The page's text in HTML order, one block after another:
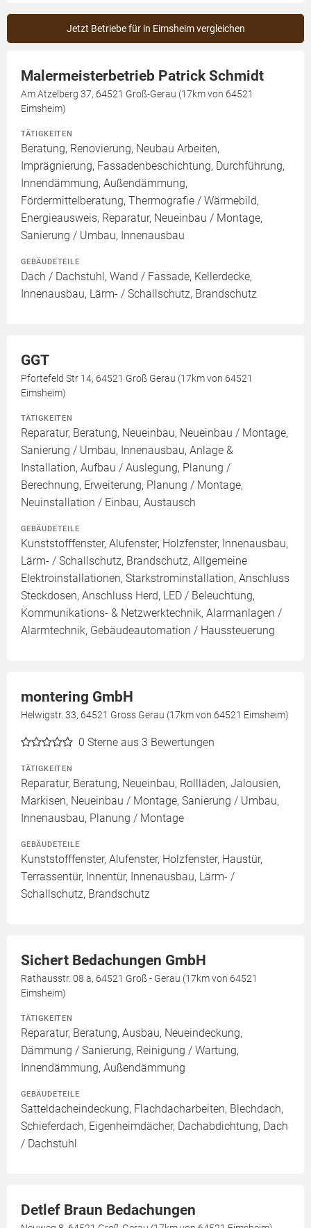
Jetzt Betriebe für in Eimsheim vergleichen
Malermeisterbetrieb Patrick Schmidt
Am Atzelberg 37, 64521 Groß-Gerau (17km von 64521
Eimsheim)
TÄTIGKEITEN
Beratung, Renovierung, Neubau Arbeiten,
Imprägnierung, Fassadenbeschichtung, Durchführung,
Innendämmung, Außendämmung,
Fördermittelberatung, Thermografie / Wärmebild,
Energieausweis, Reparatur, Neueinbau / Montage,
Sanierung / Umbau, Innenausbau
GEBÄUDETEILE
Dach / Dachstuhl, Wand / Fassade, Kellerdecke,
Innenausbau, Lärm- / Schallschutz, Brandschutz
GGT
Pfortefeld Str 14, 64521 Groß Gerau (17km von 64521
Eimsheim)
TÄTIGKEITEN
Reparatur, Beratung, Neueinbau, Neueinbau / Montage,
Sanierung / Umbau, Innenausbau, Anlage &
Installation, Aufbau / Auslegung, Planung /
Berechnung, Erweiterung, Planung / Montage,
Neuinstallation / Einbau, Austausch
GEBÄUDETEILE
Kunststofffenster, Alufenster, Holzfenster, Innenausbau,
Lärm- / Schallschutz, Brandschutz, Allgemeine
Elektroinstallationen, Starkstrominstallation, Anschluss
Steckdosen, Anschluss Herd, LED / Beleuchtung,
Kommunikations- & Netzwerktechnik, Alarmanlagen /
Alarmtechnik, Gebäudeautomation / Haussteuerung
montering GmbH
Helwigstr. 33, 64521 Gross Gerau (17km von 64521 Eimsheim)
0 Sterne aus 3 Bewertungen
TÄTIGKEITEN
Reparatur, Beratung, Neueinbau, Rollläden, Jalousien,
Markisen, Neueinbau / Montage, Sanierung / Umbau,
Innenausbau, Planung / Montage
GEBÄUDETEILE
Kunststofffenster, Alufenster, Holzfenster, Haustür,
Terrassentür, Innentür, Innenausbau, Lärm- /
Schallschutz, Brandschutz
Sichert Bedachungen GmbH
Rathausstr. 08 a, 64521 Groß - Gerau (17km von 64521
Eimsheim)
TÄTIGKEITEN
Reparatur, Beratung, Ausbau, Neueindeckung,
Dämmung / Sanierung, Reinigung / Wartung,
Innendämmung, Außendämmung
GEBÄUDETEILE
Satteldacheindeckung, Flachdacharbeiten, Blechdach,
Schieferdach, Eigenheimdächer, Dachabdichtung, Dach
/ Dachstuhl
Detlef Braun Bedachungen